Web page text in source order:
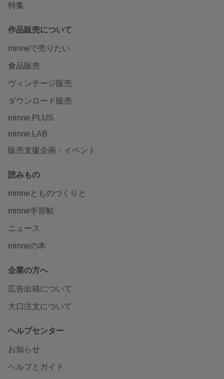
特集
作品販売について
minneで売りたい
食品販売
ヴィンテージ販売
ダウンロード販売
minne PLUS
minne LAB
販売支援企画・イベント
読みもの
minneとものづくりと
minne学習帖
ニュース
minneの本
企業の方へ
広告出稿について
大口注文について
ヘルプセンター
お知らせ
ヘルプとガイド